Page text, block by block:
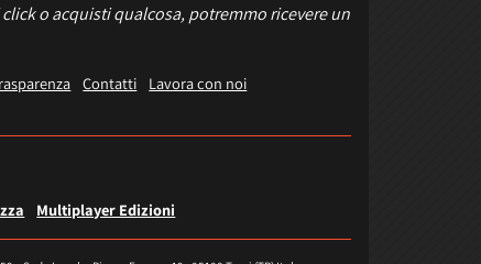
o acquisti qualcosa, potremmo ricevere un
Contatti
Lavora con noi
Multiplayer Edizioni